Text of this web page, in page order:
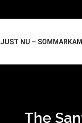
JUST NU –
The